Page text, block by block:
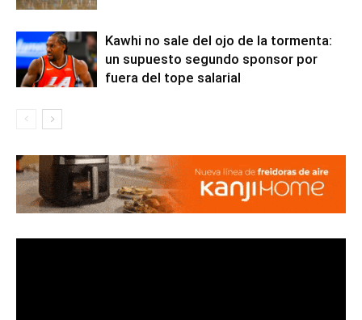
Kawhi no sale del ojo de la tormenta:
un supuesto segundo sponsor por
fuera del tope salarial